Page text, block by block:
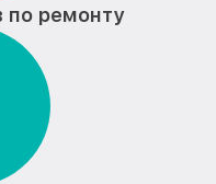
по ремонту